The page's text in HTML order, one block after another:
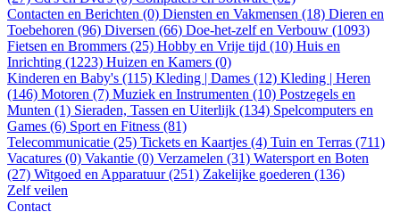
Contacten en Berichten (0) Diensten en Vakmensen (18) Dieren en
Toebehoren (96) Diversen (66) Doe-het-zelf en Verbouw (1093)
Fietsen en Brommers (25) Hobby en Vrije tijd (10) Huis en
Inrichting (1223) Huizen en Kamers (0)
Kinderen en Baby's (115) Kleding | Dames (12) Kleding | Heren
(146) Motoren (7) Muziek en Instrumenten (10) Postzegels en
Munten (1) Sieraden, Tassen en Uiterlijk (134) Spelcomputers en
Games (6) Sport en Fitness (81)
Telecommunicatie (25) Tickets en Kaartjes (4) Tuin en Terras (711)
Vacatures (0) Vakantie (0) Verzamelen (31) Watersport en Boten
(27) Witgoed en Apparatuur (251) Zakelijke goederen (136)
Zelf veilen
Contact